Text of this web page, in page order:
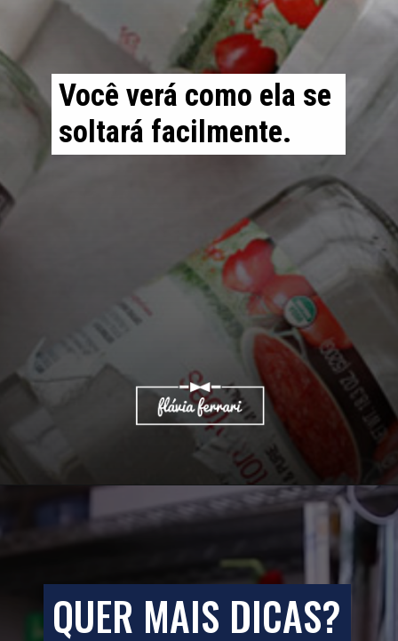
Você verá como ela se
soltará facilmente.
QUER MAIS DICAS?